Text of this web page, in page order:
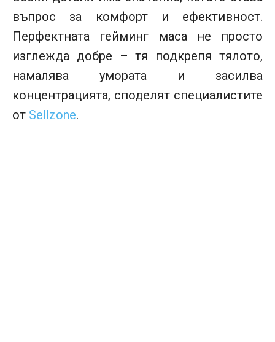
въпрос за комфорт и ефективност.
Перфектната гейминг маса не просто
изглежда добре – тя подкрепя тялото,
намалява умората и засилва
концентрацията, споделят специалистите
от Sellzone.